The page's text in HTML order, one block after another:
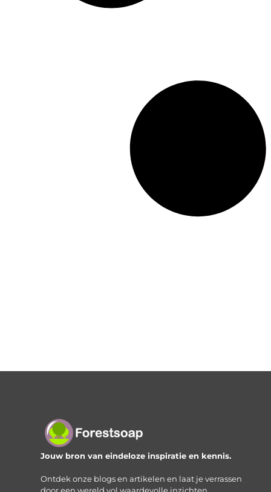
Jouw bron van eindeloze inspiratie en kennis.
Ontdek onze blogs en artikelen en laat je verrassen